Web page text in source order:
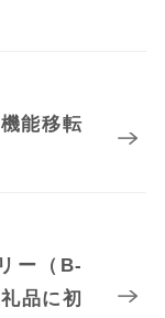
能移転
ー（B-
品に初